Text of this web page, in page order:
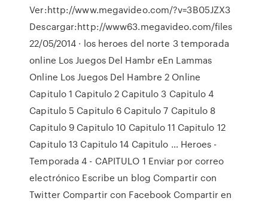
Ver:http://www.megavideo.com/?v=3B05JZX3
Descargar:http://www63.megavideo.com/files
22/05/2014 · los heroes del norte 3 temporada
online Los Juegos Del Hambr eEn Lammas
Online Los Juegos Del Hambre 2 Online
Capitulo 1 Capitulo 2 Capitulo 3 Capitulo 4
Capitulo 5 Capitulo 6 Capitulo 7 Capitulo 8
Capitulo 9 Capitulo 10 Capitulo 11 Capitulo 12
Capitulo 13 Capitulo 14 Capitulo … Heroes -
Temporada 4 - CAPITULO 1 Enviar por correo
electrónico Escribe un blog Compartir con
Twitter Compartir con Facebook Compartir en